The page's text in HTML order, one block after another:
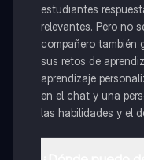
estudiantes
relevantes. Pero no
compañero también
sus retos de
aprendizaje
en el chat y una
las habilidades y el